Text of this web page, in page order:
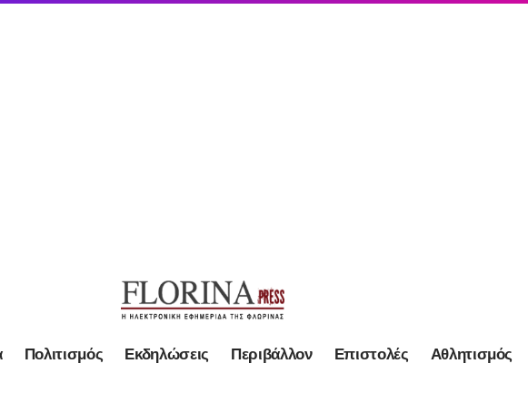
Πολιτισμός Εκδηλώσεις Περιβάλλον Επιστολές Αθλητισμός